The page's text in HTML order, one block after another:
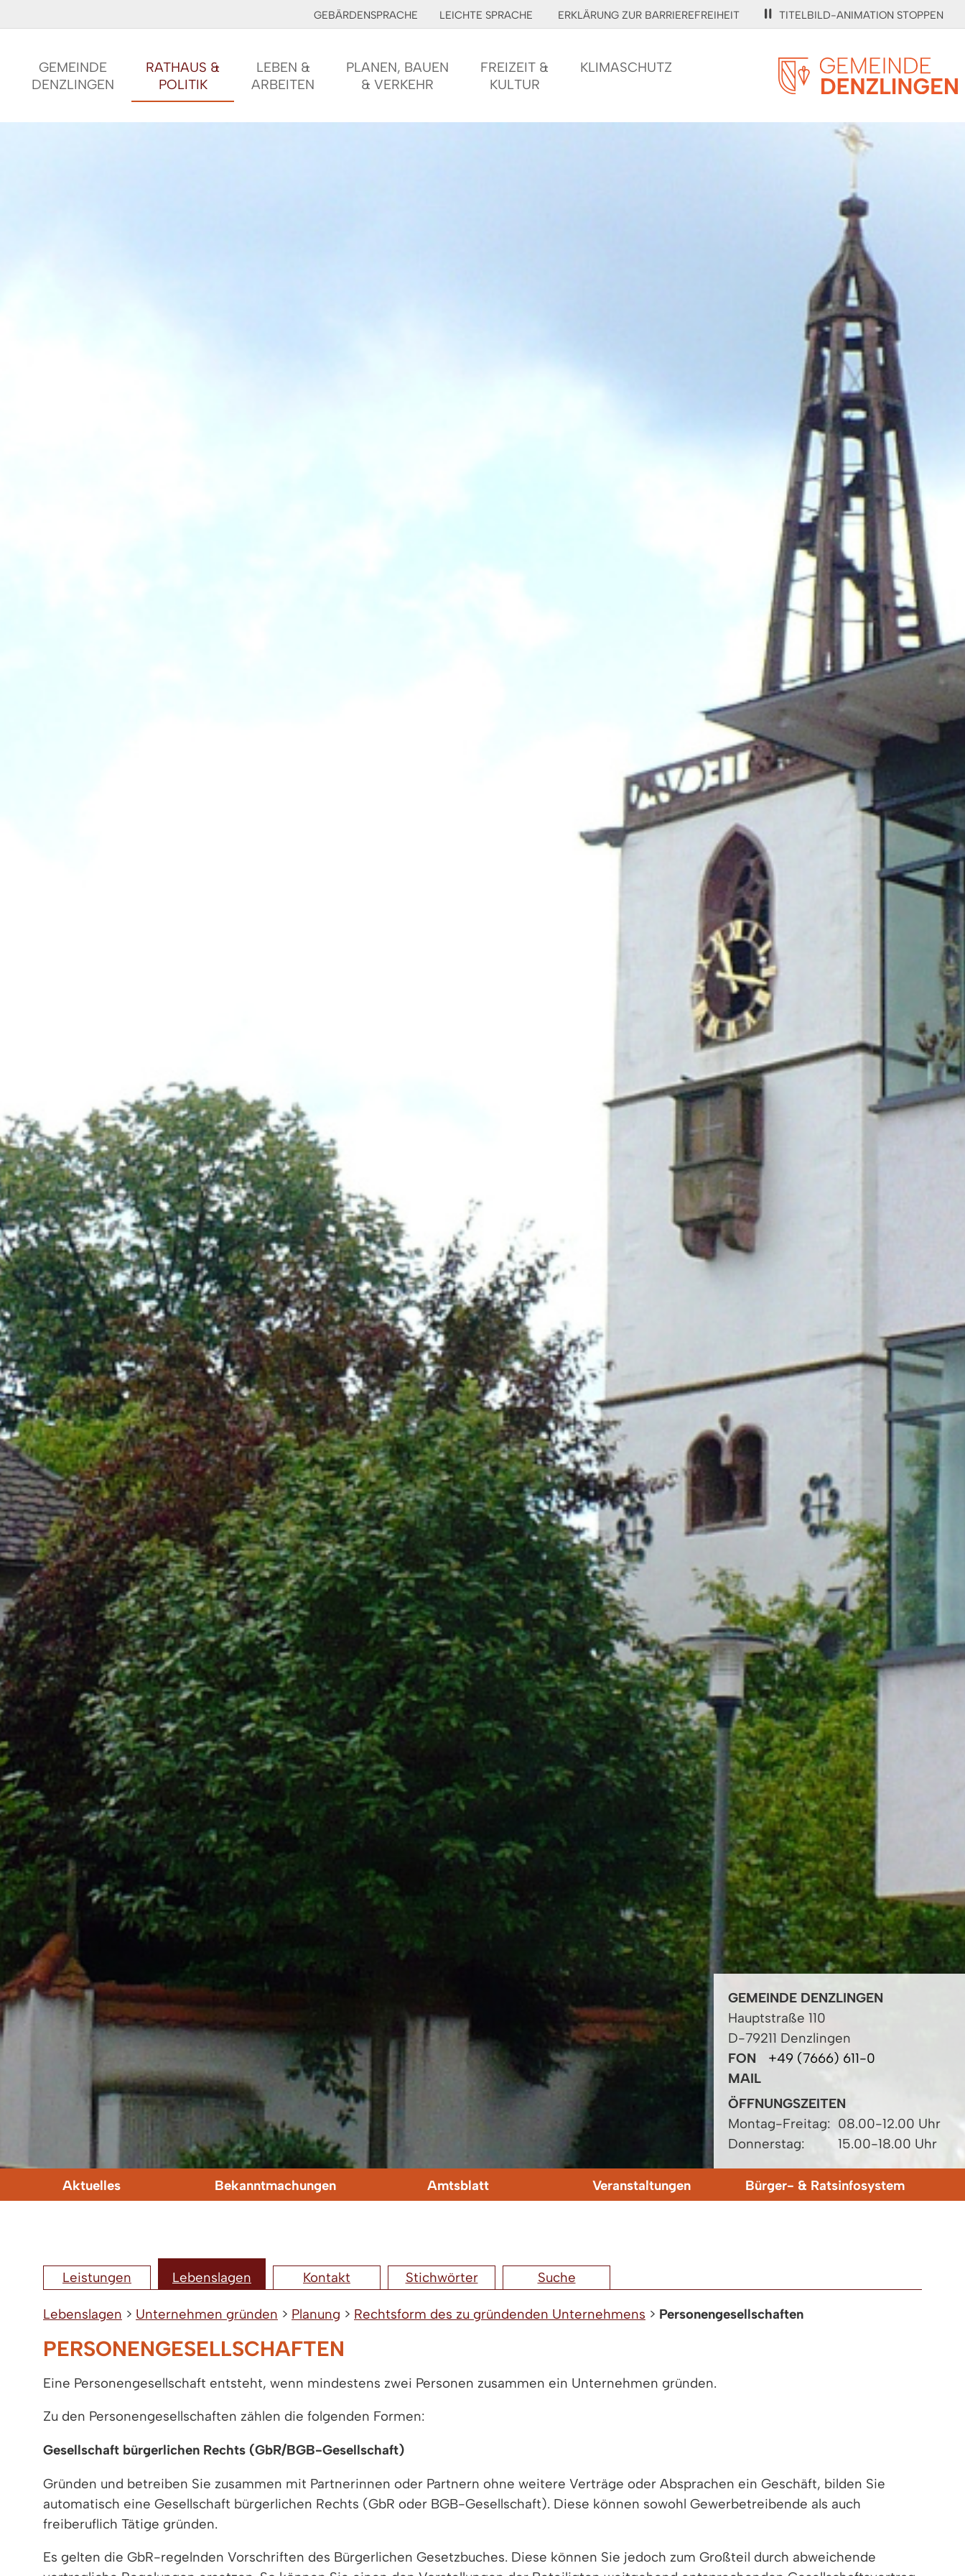
GEBÄRDENSPRACHE LEICHTE SPRACHE ERKLÄRUNG ZUR BARRIEREFREIHEIT TITELBILD-ANIMATION STOPPEN
GEMEINDE
DENZLINGEN
RATHAUS &
POLITIK
LEBEN &
ARBEITEN
PLANEN, BAUEN
& VERKEHR
FREIZEIT &
KULTUR
KLIMASCHUTZ
GEMEINDE DENZLINGEN
Hauptstraße 110
D-79211 Denzlingen
FON
+49 (7666) 611-0
MAIL
ÖFFNUNGSZEITEN
Montag-Freitag: 08.00-12.00 Uhr
Donnerstag:
15.00-18.00 Uhr
Aktuelles Bekanntmachungen Amtsblatt Veranstaltungen Bürger- & Ratsinfosystem
Leistungen Lebenslagen Kontakt Stichwörter Suche
Lebenslagen > Unternehmen gründen > Planung > Rechtsform des zu gründenden Unternehmens > Personengesellschaften
PERSONENGESELLSCHAFTEN
Eine Personengesellschaft entsteht, wenn mindestens zwei Personen zusammen ein Unternehmen gründen.
Zu den Personengesellschaften zählen die folgenden Formen:
Gesellschaft bürgerlichen Rechts (GbR/BGB-Gesellschaft)
Gründen und betreiben Sie zusammen mit Partnerinnen oder Partnern ohne weitere Verträge oder Absprachen ein Geschäft, bilden Sie
automatisch eine Gesellschaft bürgerlichen Rechts (GbR oder BGB-Gesellschaft). Diese können sowohl Gewerbetreibende als auch
freiberuflich Tätige gründen.
Es gelten die GbR-regelnden Vorschriften des Bürgerlichen Gesetzbuches. Diese können Sie jedoch zum Großteil durch abweichende